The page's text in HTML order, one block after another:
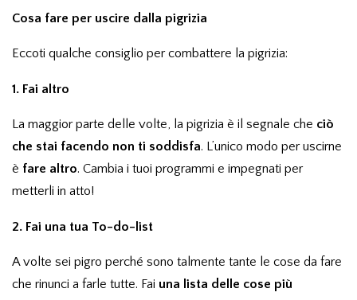
Cosa fare per uscire dalla pigrizia
Eccoti qualche consiglio per combattere la pigrizia:
1. Fai altro
La maggior parte delle volte, la pigrizia è il segnale che ciò
che stai facendo non ti soddisfa. L’unico modo per uscirne
è fare altro. Cambia i tuoi programmi e impegnati per
metterli in atto!
2. Fai una tua To-do-list
A volte sei pigro perché sono talmente tante le cose da fare
che rinunci a farle tutte. Fai una lista delle cose più